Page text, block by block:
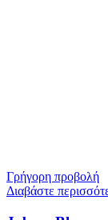
Γρήγορη προβολή
Διαβάστε